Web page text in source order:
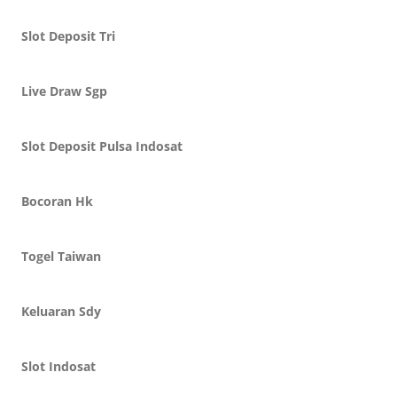
Slot Deposit Tri
Live Draw Sgp
Slot Deposit Pulsa Indosat
Bocoran Hk
Togel Taiwan
Keluaran Sdy
Slot Indosat